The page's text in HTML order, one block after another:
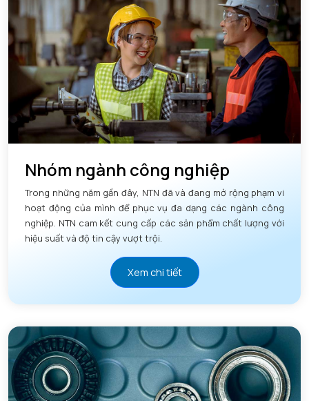
Nhóm ngành công nghiệp
Trong những năm gần đây, NTN đã và đang mở rộng phạm vi
hoạt động của mình để phục vụ đa dạng các ngành công
nghiệp. NTN cam kết cung cấp các sản phẩm chất lượng với
hiệu suất và độ tin cậy vượt trội.
Xem chi tiết